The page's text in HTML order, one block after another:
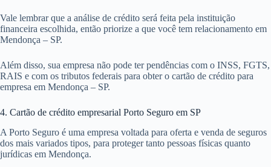
Vale lembrar que a análise de crédito será feita pela instituição
financeira escolhida, então priorize a que você tem relacionamento em
Mendonça – SP.
Além disso, sua empresa não pode ter pendências com o INSS, FGTS,
RAIS e com os tributos federais para obter o cartão de crédito para
empresa em Mendonça – SP.
4. Cartão de crédito empresarial Porto Seguro em SP
A Porto Seguro é uma empresa voltada para oferta e venda de seguros
dos mais variados tipos, para proteger tanto pessoas físicas quanto
jurídicas em Mendonça.